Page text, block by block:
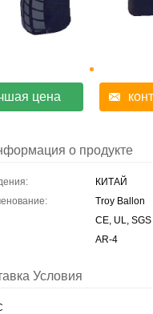
цена
о продукте
КИТАЙ
Troy Ballon
CE, UL,
AR-4
Условия